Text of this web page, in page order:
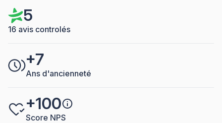
5
16 avis controlés
+7
Ans d'ancienneté
+100
Score NPS